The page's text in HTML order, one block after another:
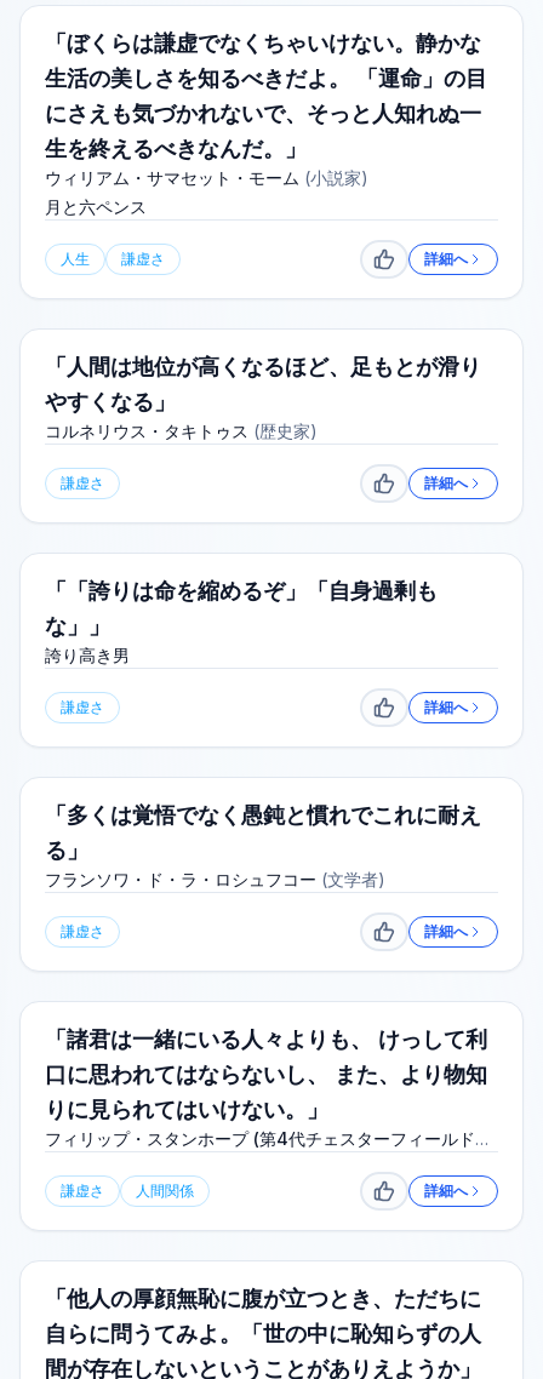
「ぼくらは謙虚でなくちゃいけない。静かな
生活の美しさを知るべきだよ。 「運命」の目
にさえも気づかれないで、そっと人知れぬ一
生を終えるべきなんだ。」
ウィリアム・サマセット・モーム (小説家)
月と六ペンス
人生 謙虚さ いいね詳細へ
「人間は地位が高くなるほど、足もとが滑り
やすくなる」
コルネリウス・タキトゥス (歴史家)
謙虚さ いいね詳細へ
「「誇りは命を縮めるぞ」「自身過剰も
な」」
誇り高き男
謙虚さ いいね詳細へ
「多くは覚悟でなく愚鈍と慣れでこれに耐え
る」
フランソワ・ド・ラ・ロシュフコー (文学者)
謙虚さ いいね詳細へ
「諸君は一緒にいる人々よりも、 けっして利
口に思われてはならないし、 また、より物知
りに見られてはいけない。」
フィリップ・スタンホープ (第4代チェスターフィールド伯
謙虚さ 人間関係 いいね詳細へ
「他人の厚顔無恥に腹が立つとき、ただちに
自らに問うてみよ。「世の中に恥知らずの人
間が存在しないということがありえようか」